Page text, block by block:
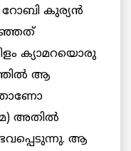
റോബി കുര്യൻ
ക്യാമറയൊരു
ആ
അതിൽ
ആ